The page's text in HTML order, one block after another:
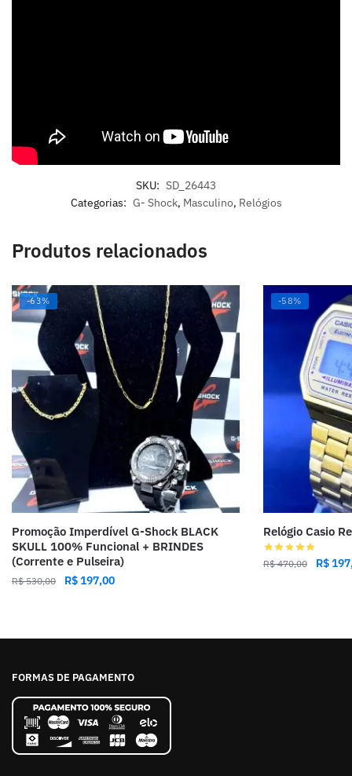
SKU: SD_26443
Categorias: G- Shock, Masculino, Relógios
Produtos relacionados
-63%
Promoção Imperdível G-Shock BLACK
SKULL 100% Funcional + BRINDES
(Corrente e Pulseira)
R$530,00 R$197,00
-58%
Relógio Casio
R$470,00 R$
FORMAS DE PAGAMENTO